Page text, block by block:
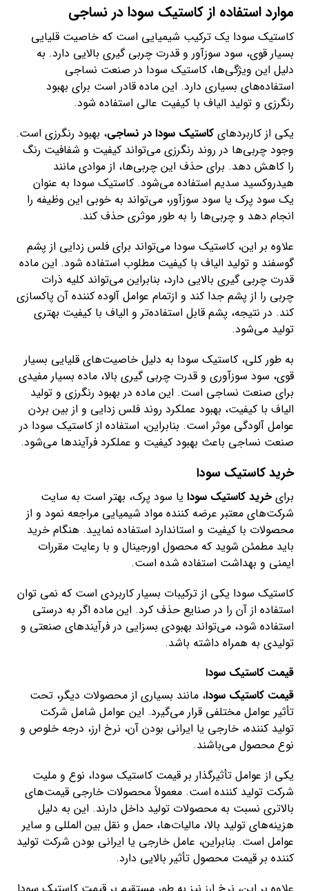
موارد استفاده از کاستیک سودا در نساجی
کاستیک سودا یک ترکیب شیمیایی است که خاصیت قلیایی
بسیار قوی، سود سوزآور و قدرت چربی گیری بالایی دارد. به
دلیل این ویژگی‌ها، کاستیک سودا در صنعت نساجی
استفاده‌های بسیاری دارد. این ماده قادر است برای بهبود
رنگرزی و تولید الیاف با کیفیت عالی استفاده شود.
یکی از کاربردهایکاستیک سودا در نساجی، بهبود رنگرزی است.
وجود چربی‌ها در روند رنگرزی می‌تواند کیفیت و شفافیت رنگ
را کاهش دهد. برای حذف این چربی‌ها، از موادی مانند
هیدروکسید سدیم استفاده می‌شود. کاستیک سودا به عنوان
یک سود پرک یا سود سوزآور، می‌تواند به خوبی این وظیفه را
انجام دهد و چربی‌ها را به طور موثری حذف کند.
علاوه بر این، کاستیک سودا می‌تواند برای فلس زدایی از پشم
گوسفند و تولید الیاف با کیفیت مطلوب استفاده شود. این ماده
قدرت چربی گیری بالایی دارد، بنابراین می‌تواند کلیه ذرات
چربی را از پشم جدا کند و ازتمام عوامل آلوده کننده آن پاکسازی
کند. در نتیجه، پشم قابل استفاده‌تر و الیاف با کیفیت بهتری
تولید می‌شود.
به طور کلی، کاستیک سودا به دلیل خاصیت‌های قلیایی بسیار
قوی، سود سوزآوری و قدرت چربی گیری بالا، ماده بسیار مفیدی
برای صنعت نساجی است. این ماده در بهبود رنگرزی و تولید
الیاف با کیفیت، بهبود عملکرد روند فلس زدایی و از بین بردن
عوامل آلودگی موثر است. بنابراین، استفاده از کاستیک سودا در
صنعت نساجی باعث بهبود کیفیت و عملکرد فرآیندها می‌شود.
خرید کاستیک سودا
برایخرید کاستیک سودا یا سود پرک، بهتر است به سایت
شرکت‌های معتبر عرضه کننده مواد شیمیایی مراجعه نمود و از
محصولات با کیفیت و استاندارد استفاده نمایید. هنگام خرید
باید مطمئن شوید که محصول اورجینال و با رعایت مقررات
ایمنی و بهداشت استفاده شده است.
کاستیک سودا یکی از ترکیبات بسیار کاربردی است که نمی توان
استفاده از آن را در صنایع حذف کرد. این ماده اگر به درستی
استفاده شود، می‌تواند بهبودی بسزایی در فرآیندهای صنعتی و
تولیدی به همراه داشته باشد.
قیمت کاستیک سودا
قیمت کاستیک سودا، مانند بسیاری از محصولات دیگر، تحت
تأثیر عوامل مختلفی قرار می‌گیرد. این عوامل شامل شرکت
تولید کننده، خارجی یا ایرانی بودن آن، نرخ ارز، درجه خلوص و
نوع محصول می‌باشند.
یکی از عوامل تأثیرگذار بر قیمت کاستیک سودا، نوع و ملیت
شرکت تولید کننده است. معمولاً محصولات خارجی قیمت‌های
بالاتری نسبت به محصولات تولید داخل دارند. این به دلیل
هزینه‌های تولید بالا، مالیات‌ها، حمل و نقل بین المللی و سایر
عوامل است. بنابراین، عامل خارجی یا ایرانی بودن شرکت تولید
کننده بر قیمت محصول تأثیر بالایی دارد.